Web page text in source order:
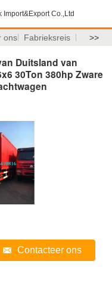
Co.,Ltd
ons Fabrieksreis >>
Duitsland van
30Ton 380hp Zware
Contacteer ons